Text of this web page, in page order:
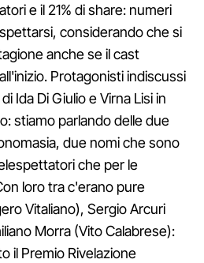
e il 21% di share: numeri
considerando che si
anche se il cast
Protagonisti indiscussi
Ida Di Giulio e Virna Lisi in
stiamo parlando delle due
due nomi che sono
che per le
loro tra c'erano pure
Vitaliano), Sergio Arcuri
Morra (Vito Calabrese):
il Premio Rivelazione